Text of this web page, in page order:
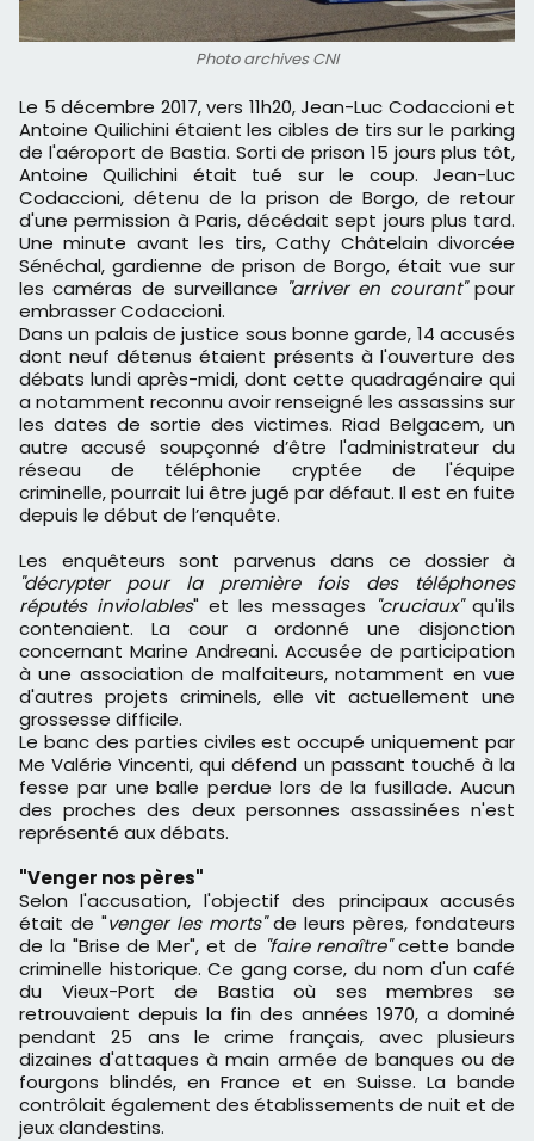
Photo archives CNI
Le 5 décembre 2017, vers 11h20, Jean-Luc Codaccioni et
Antoine Quilichini étaient les cibles de tirs sur le parking
de l'aéroport de Bastia. Sorti de prison 15 jours plus tôt,
Antoine Quilichini était tué sur le coup. Jean-Luc
Codaccioni, détenu de la prison de Borgo, de retour
d'une permission à Paris, décédait sept jours plus tard.
Une minute avant les tirs, Cathy Châtelain divorcée
Sénéchal, gardienne de prison de Borgo, était vue sur
les caméras de surveillance "arriver en courant"pour
embrasser Codaccioni.
Dans un palais de justice sous bonne garde, 14 accusés
dont neuf détenus étaient présents à l'ouverture des
débats lundi après-midi, dont cette quadragénaire qui
a notamment reconnu avoir renseigné les assassins sur
les dates de sortie des victimes. Riad Belgacem, un
autre accusé soupçonné d’être l'administrateur du
réseau de téléphonie cryptée de l'équipe
criminelle, pourrait lui être jugé par défaut. Il est en fuite
depuis le début de l’enquête.
Les enquêteurs sont parvenus dans ce dossier à
"décrypter pour la première fois des téléphones
réputés inviolables" et les messages "cruciaux"qu'ils
contenaient. La cour a ordonné une disjonction
concernant Marine Andreani. Accusée de participation
à une association de malfaiteurs, notamment en vue
d'autres projets criminels, elle vit actuellement une
grossesse difficile.
Le banc des parties civiles est occupé uniquement par
Me Valérie Vincenti, qui défend un passant touché à la
fesse par une balle perdue lors de la fusillade. Aucun
des proches des deux personnes assassinées n'est
représenté aux débats.
"Venger nos pères"
Selon l'accusation, l'objectif des principaux accusés
était de "venger les morts"de leurs pères, fondateurs
de la "Brise de Mer", et de "faire renaître"cette bande
criminelle historique. Ce gang corse, du nom d'un café
du Vieux-Port de Bastia où ses membres se
retrouvaient depuis la fin des années 1970, a dominé
pendant 25 ans le crime français, avec plusieurs
dizaines d'attaques à main armée de banques ou de
fourgons blindés, en France et en Suisse. La bande
contrôlait également des établissements de nuit et de
jeux clandestins.